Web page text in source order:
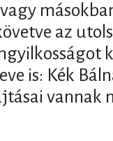
az
is: Kék
vannak